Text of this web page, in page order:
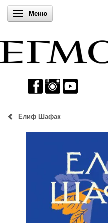
Включи навигацията
Меню
Елиф Шафак